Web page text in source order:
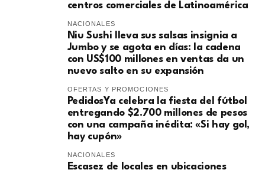
centros comerciales de Latinoamérica
NACIONALES
Niu Sushi lleva sus salsas insignia a
Jumbo y se agota en días: la cadena
con US$100 millones en ventas da un
nuevo salto en su expansión
OFERTAS Y PROMOCIONES
PedidosYa celebra la fiesta del fútbol
entregando $2.700 millones de pesos
con una campaña inédita: «Si hay gol,
hay cupón»
NACIONALES
Escasez de locales en ubicaciones